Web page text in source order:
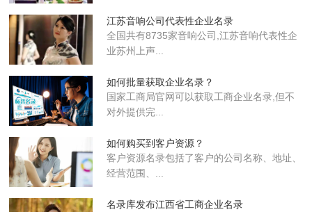
江苏音响公司代表性企业名录
全国共有8735家音响公司,江苏音响代表性企
业苏州上声...
如何批量获取企业名录？
国家工商局官网可以获取工商企业名录,但不
对外提供完...
如何购买到客户资源？
客户资源名录包括了客户的公司名称、地址、
经营范围、...
名录库发布江西省工商企业名录